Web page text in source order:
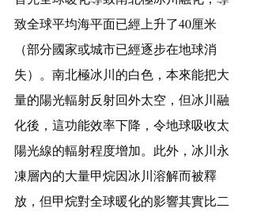
致全球平均海平面已經上升了40厘米
（部分國家或城市已經逐步在地球消
失）。南北極冰川的白色，本來能把大
量的陽光輻射反射回外太空，但冰川融
化後，這功能效率下降，令地球吸收太
陽光線的輻射程度增加。此外，冰川永
凍層內的大量甲烷因冰川溶解而被釋
放，但甲烷對全球暖化的影響其實比二